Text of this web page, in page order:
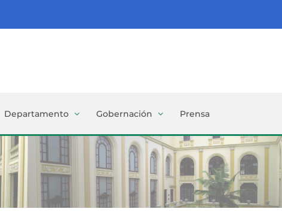
Departamento Gobernación Prensa